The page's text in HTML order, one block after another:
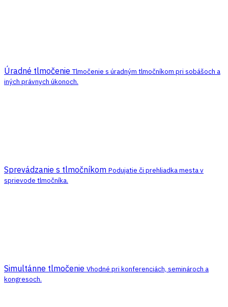
Úradné tlmočenie Tlmočenie s úradným tlmočníkom pri sobášoch a
iných právnych úkonoch.
Sprevádzanie s tlmočníkom Podujatie či prehliadka mesta v
sprievode tlmočníka.
Simultánne tlmočenie Vhodné pri konferenciách, seminároch a
kongresoch.